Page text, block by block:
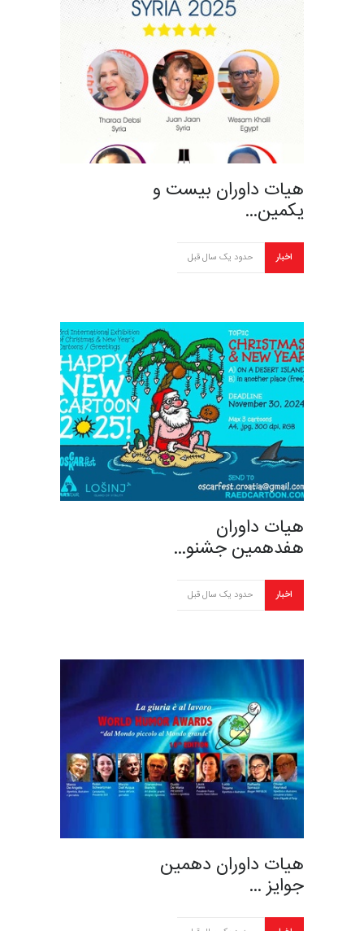
هیات داوران بیست و
یکمین…
اخبار حدود یک سال قبل
هیات داوران
هفدهمین جشنو…
اخبار حدود یک سال قبل
هیات داوران دهمین
جوایز …